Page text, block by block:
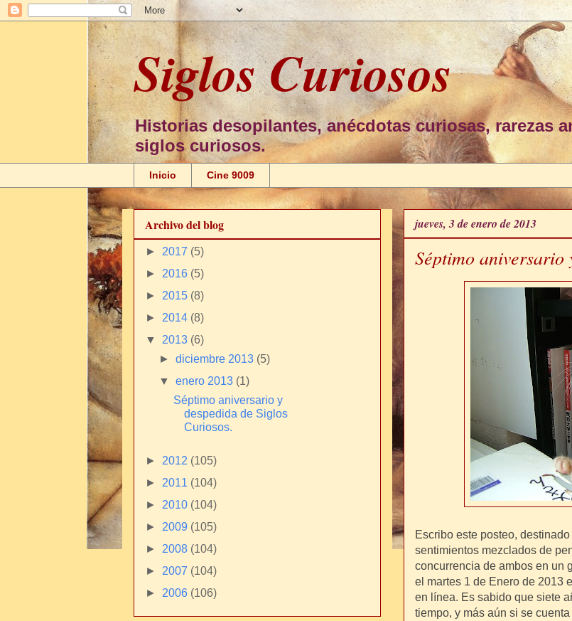
Siglos Curiosos
Historias desopilantes, anécdotas curiosas, rarezas
siglos curiosos.
Inicio Cine 9009
jueves, 3 de enero de 2013
Séptimo aniversario
Escribo este posteo,
sentimientos mezclados de
concurrencia de ambos en un
el martes 1 de Enero de 2013
en línea. Es sabido que siete
tiempo, y más aún si se
Archivo del blog
► 2017 (5)
► 2016 (5)
► 2015 (8)
► 2014 (8)
▼ 2013 (6)
►diciembre 2013 (5)
▼enero 2013 (1)
Séptimo aniversario y
despedida de Siglos
Curiosos.
► 2012 (105)
► 2011 (104)
► 2010 (104)
► 2009 (105)
► 2008 (104)
► 2007 (104)
► 2006 (106)